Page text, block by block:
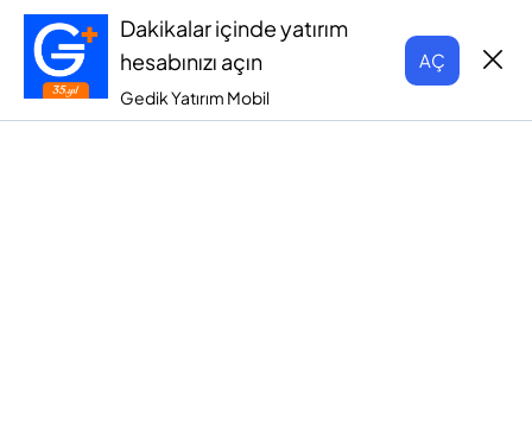
Dakikalar içinde yatırım
hesabınızı açın
Gedik Yatırım Mobil
AÇ